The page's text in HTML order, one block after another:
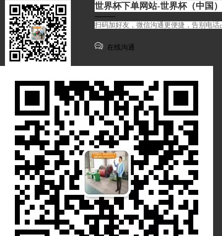
世界杯下单网站-世界杯（中国
———
扫码加好友，微信沟通更便捷，告别电话
在线沟通